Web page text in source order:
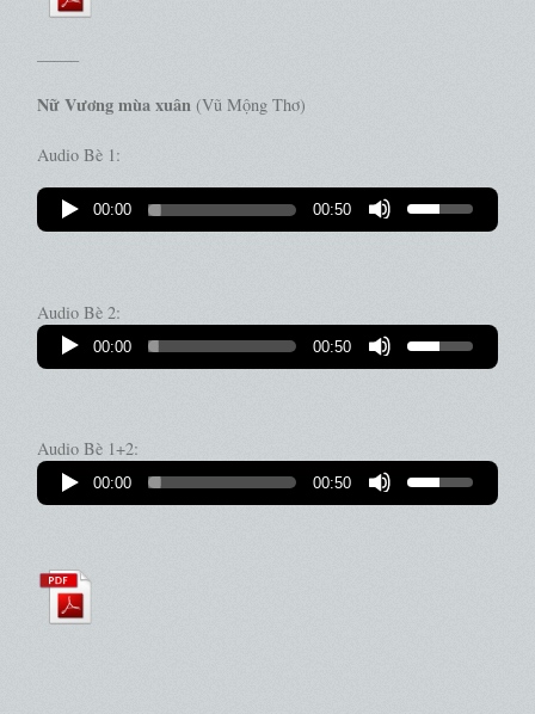
——–
Nữ Vương mùa xuân(Vũ Mộng Thơ)
Audio Bè 1:
00:00 00:50
Audio Bè 2:
00:00 00:50
Audio Bè 1+2:
00:00 00:50